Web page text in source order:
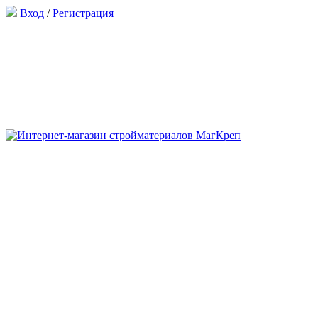
Вход /Регистрация